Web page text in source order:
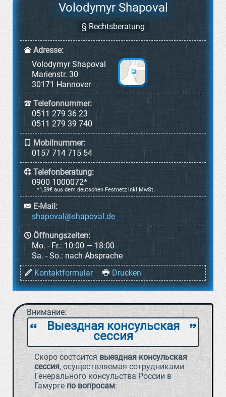
Volodymyr Shapoval
§ Rechtsberatung
Adresse:
Volodymyr Shapoval
Marienstr. 30
30171 Hannover
Telefonnummer:
0511 279 36 23
0511 279 39 740
Mobilnummer:
0157 714 715 54
Telefonberatung:
0900 1000072*
*1,59€ aus dem deutschen Festnetz inkl MwSt.
E-Mail:
Öffnungszeiten:
Mo. - Fr.: 10:00 — 18:00
Sa. - So.: nach Absprache
Kontaktformular
Drucken
Внимание:
` a
Выездная консульская
сессия
Скоро состоится выездная консульская
сессия, осуществляемая сотрудниками
Генерального консульства России в
Гамургепо вопросам: